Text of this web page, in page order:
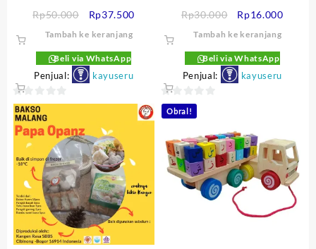
Rp50.000
Harga
aslinya
Rp50.000.
Rp37.500
Tambah ke keranjang
Beli via WhatsApp
Penjual: kayuseru
0
out
of
Rp30.000
Harga
aslinya
Rp30.000.
Rp16.000Harga
Tambah ke keranjang
Beli via WhatsApp
Penjual: kayuseru
0
out
5
Obral!